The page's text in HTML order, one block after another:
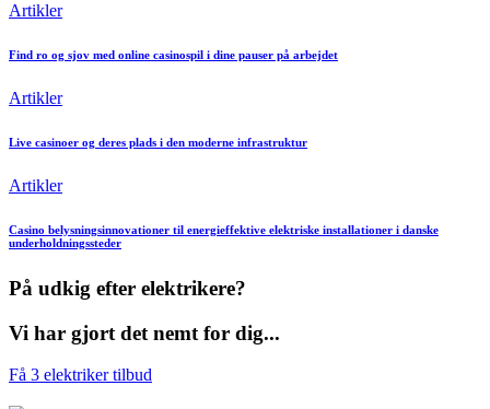
Artikler
Find ro og sjov med online casinospil i dine pauser på arbejdet
Artikler
Live casinoer og deres plads i den moderne infrastruktur
Artikler
Casino belysningsinnovationer til energieffektive elektriske installationer i danske
underholdningssteder
På udkig efter elektrikere?
Vi har gjort det nemt for dig...
Få 3 elektriker tilbud